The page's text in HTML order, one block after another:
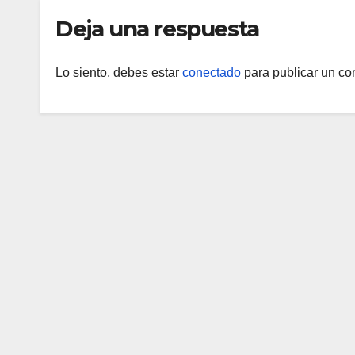
Deja una respuesta
Lo siento, debes estar conectado para publicar un